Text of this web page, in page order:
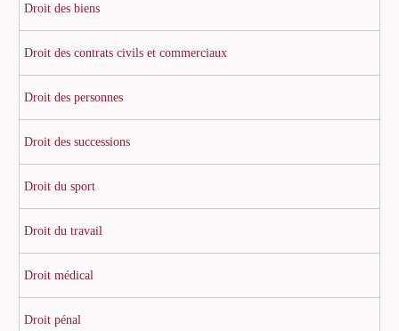
Droit des biens
Droit des contrats civils et commerciaux
Droit des personnes
Droit des successions
Droit du sport
Droit du travail
Droit médical
Droit pénal